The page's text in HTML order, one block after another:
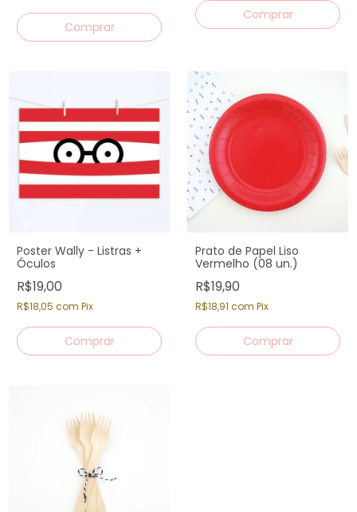
Poster Wally - Listras +
Óculos
R$19,00
R$18,05 com Pix
Prato de Papel Liso
Vermelho (08 un.)
R$19,90
R$18,91 com Pix